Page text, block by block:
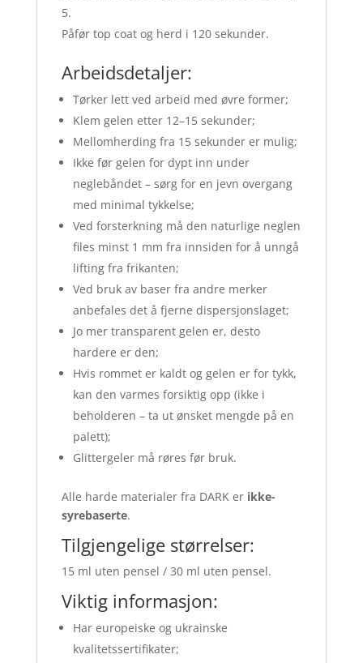
Påfør top coat og herd i 120 sekunder.
Arbeidsdetaljer:
Tørker lett ved arbeid med øvre former;
Klem gelen etter 12–15 sekunder;
Mellomherding fra 15 sekunder er mulig;
Ikke før gelen for dypt inn under
neglebåndet – sørg for en jevn overgang
med minimal tykkelse;
Ved forsterkning må den naturlige neglen
files minst 1 mm fra innsiden for å unngå
lifting fra frikanten;
Ved bruk av baser fra andre merker
anbefales det å fjerne dispersjonslaget;
Jo mer transparent gelen er, desto
hardere er den;
Hvis rommet er kaldt og gelen er for tykk,
kan den varmes forsiktig opp (ikke i
beholderen – ta ut ønsket mengde på en
palett);
Glittergeler må røres før bruk.
Alle harde materialer fra DARK er ikke-
syrebaserte.
Tilgjengelige størrelser:
15 ml uten pensel / 30 ml uten pensel.
Viktig informasjon:
Har europeiske og ukrainske
kvalitetssertifikater;